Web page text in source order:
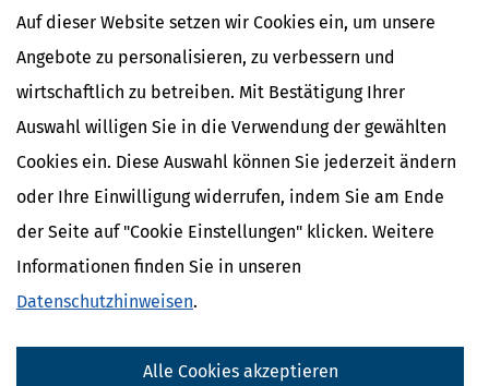
Auf dieser Website setzen wir Cookies ein, um unsere
Angebote zu personalisieren, zu verbessern und
wirtschaftlich zu betreiben. Mit Bestätigung Ihrer
Auswahl willigen Sie in die Verwendung der gewählten
Cookies ein. Diese Auswahl können Sie jederzeit ändern
oder Ihre Einwilligung widerrufen, indem Sie am Ende
der Seite auf "Cookie Einstellungen" klicken. Weitere
Informationen finden Sie in unseren
Datenschutzhinweisen.
Alle Cookies akzeptieren
Kostenlose Steuertipps & News
Steuertipps
Ja, ich möchte die kostenlosen Newsletter